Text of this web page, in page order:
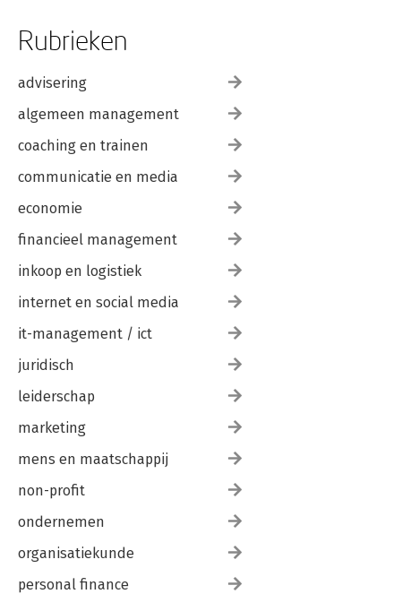
Rubrieken
advisering
algemeen management
coaching en trainen
communicatie en media
economie
financieel management
inkoop en logistiek
internet en social media
it-management / ict
juridisch
leiderschap
marketing
mens en maatschappij
non-profit
ondernemen
organisatiekunde
personal finance